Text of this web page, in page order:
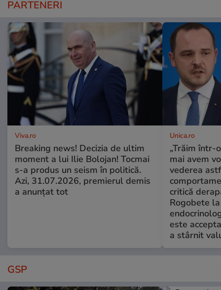
PARTENERI
Viva.ro
Breaking news! Decizia de ultim
moment a lui Ilie Bolojan! Tocmai
s-a produs un seism în politică.
Azi, 31.07.2026, premierul demis
a anunțat tot
Unica.ro
„Trăim într-
mai avem
vederea
critică
Rogobete
este
a stârnit
GSP